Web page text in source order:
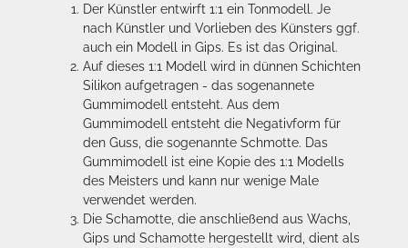
Der Künstler entwirft 1:1 ein Tonmodell. Je
nach Künstler und Vorlieben des Künsters ggf.
auch ein Modell in Gips. Es ist das Original.
Auf dieses 1:1 Modell wird in dünnen Schichten
Silikon aufgetragen - das sogenannete
Gummimodell entsteht. Aus dem
Gummimodell entsteht die Negativform für
den Guss, die sogenannte Schmotte. Das
Gummimodell ist eine Kopie des 1:1 Modells
des Meisters und kann nur wenige Male
verwendet werden.
Die Schamotte, die anschließend aus Wachs,
Gips und Schamotte hergestellt wird, dient als